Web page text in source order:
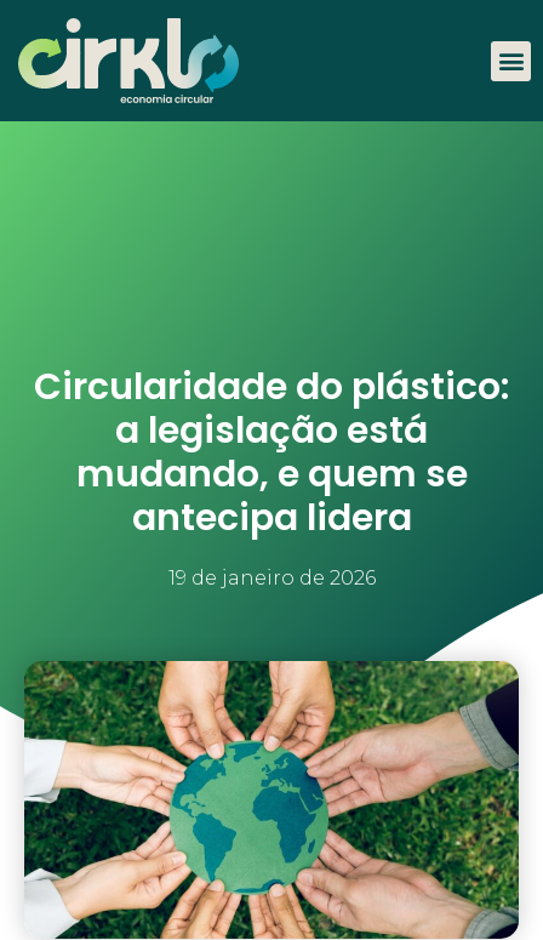
Circularidade do plástico:
a legislação está
mudando, e quem se
antecipa lidera
19 de janeiro de 2026